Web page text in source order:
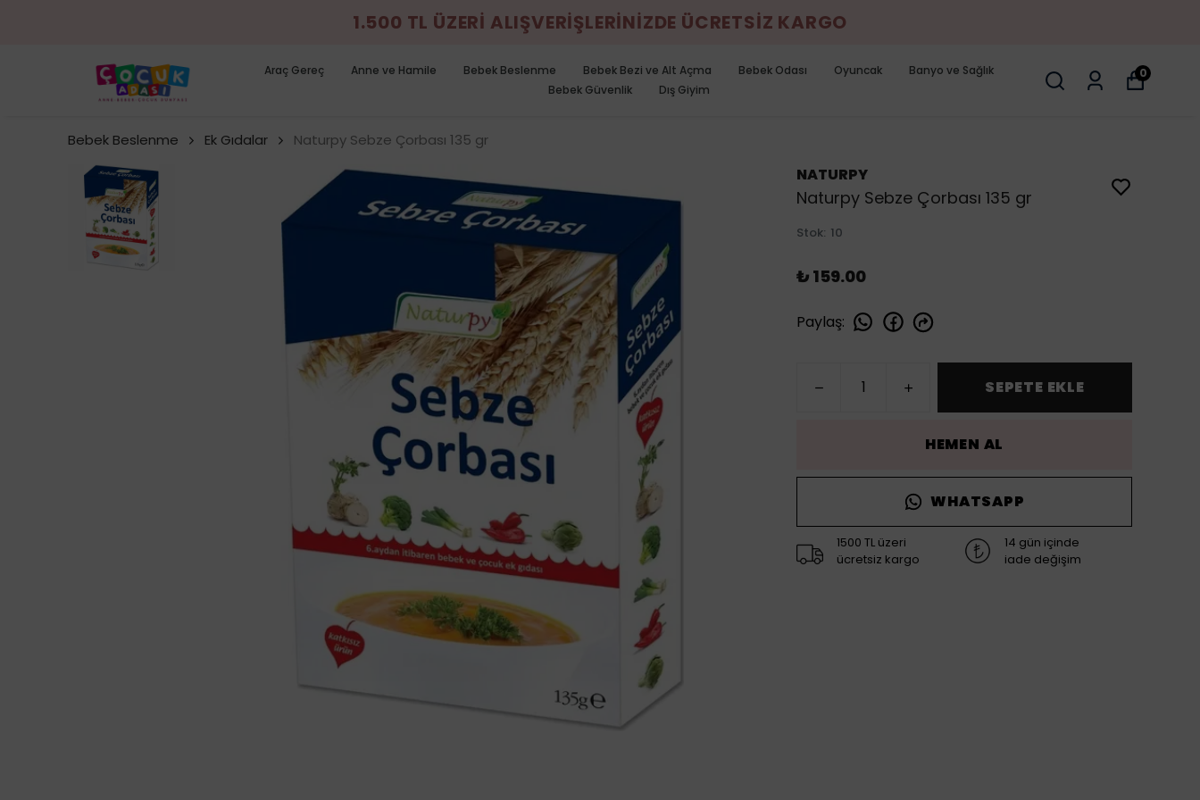
1.500 TL ÜZERİ ALIŞVERİŞLERİNİZDE ÜCRETSİZ KARGO
Araç Gereç Anne ve Hamile Bebek Beslenme Bebek Bezi ve Alt Açma Bebek Odası Oyuncak
Banyo ve Sağlık
Bebek Güvenlik
Dış Giyim
0
Bebek Beslenme Ek Gıdalar Naturpy Sebze Çorbası 135 gr
NATURPY
Naturpy Sebze Çorbası 135 gr
Stok: 10
₺ 159.00
Paylaş:
SEPETE EKLE
HEMEN AL
WHATSAPP
1500 TL üzeri
ücretsiz kargo
14 gün içinde
iade değişim